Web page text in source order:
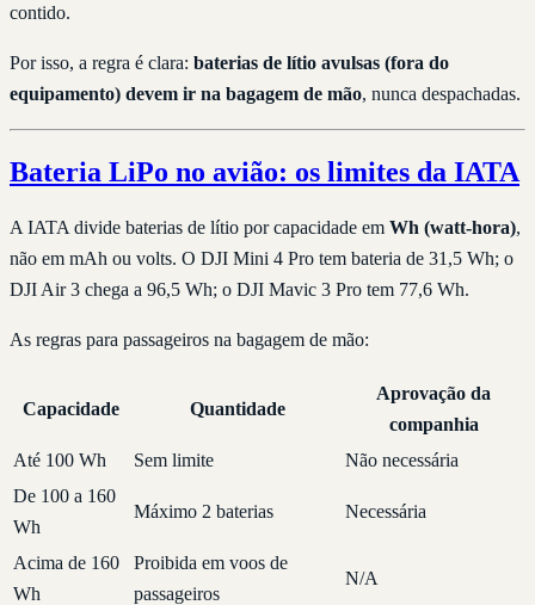
contido.
Por isso, a regra é clara: baterias de lítio avulsas (fora do
equipamento) devem ir na bagagem de mão, nunca despachadas.
Bateria LiPo no avião: os limites da IATA
A IATA divide baterias de lítio por capacidade em Wh (watt-hora),
não em mAh ou volts. O DJI Mini 4 Pro tem bateria de 31,5 Wh; o
DJI Air 3 chega a 96,5 Wh; o DJI Mavic 3 Pro tem 77,6 Wh.
As regras para passageiros na bagagem de mão:
Capacidade Quantidade
Aprovação da
companhia
Até 100 Wh
Sem limite
Não necessária
De 100 a 160
Wh
Máximo 2 baterias Necessária
Acima de 160
Wh
Proibida em voos de
passageiros
N/A